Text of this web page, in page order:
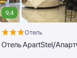
9,4
Отель
Отель ApartStel/